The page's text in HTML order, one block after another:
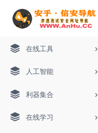
在线工具
人工智能
利器集合
在线学习